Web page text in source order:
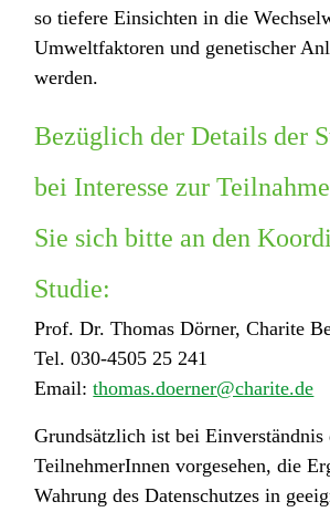
so tiefere Einsichten in die
Umweltfaktoren und genetischer
werden.
Bezüglich der Details der
bei Interesse zur
Sie sich bitte an den
Studie:
Prof. Dr. Thomas Dörner, Charite
Tel. 030-4505 25 241
Email:thomas.doerner@charite.de
Grundsätzlich ist bei Einverständnis
TeilnehmerInnen vorgesehen, die
Wahrung des Datenschutzes in